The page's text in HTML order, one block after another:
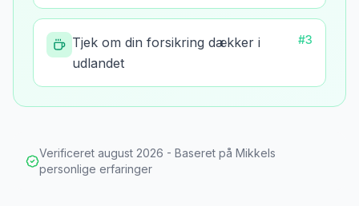
Tjek om din forsikring dækker i
udlandet
#3
Verificeret august 2026 - Baseret på Mikkels
personlige erfaringer